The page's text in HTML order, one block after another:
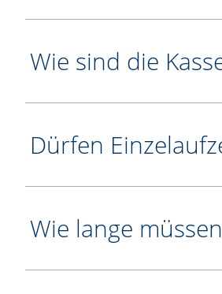
Wie sind die
Dürfen
Wie lange